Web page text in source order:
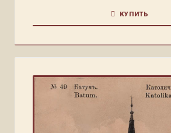
КУПИТЬ